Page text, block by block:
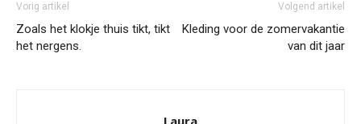
Vorig artikel
Zoals het klokje thuis tikt, tikt
het nergens.
Volgend artikel
Kleding voor de zomervakantie
van dit jaar